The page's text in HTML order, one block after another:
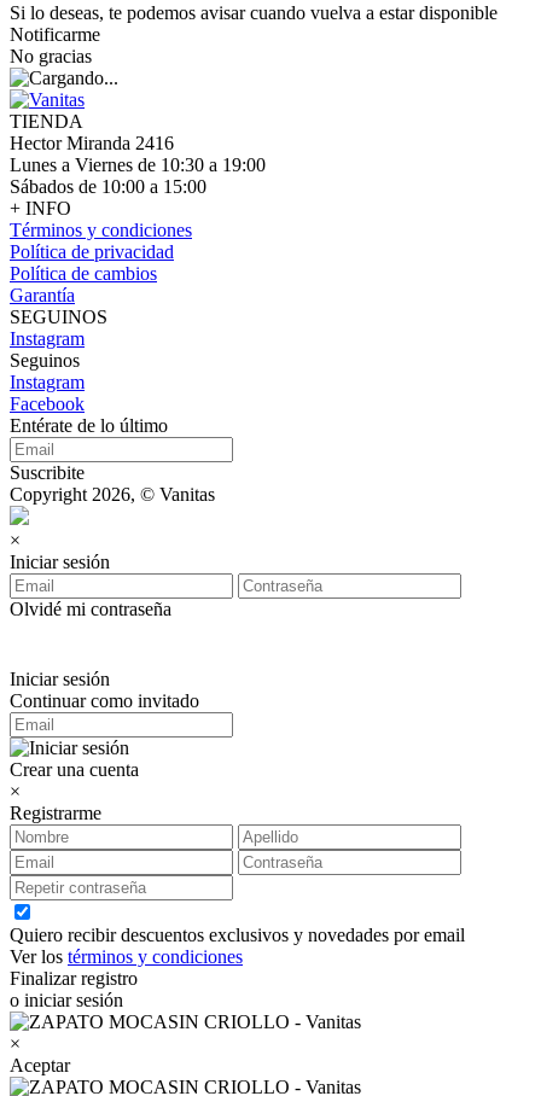
Si lo deseas, te podemos avisar cuando vuelva a estar disponible
Notificarme
No gracias
TIENDA
Hector Miranda 2416
Lunes a Viernes de 10:30 a 19:00
Sábados de 10:00 a 15:00
+ INFO
Términos y condiciones
Política de privacidad
Política de cambios
Garantía
SEGUINOS
Instagram
Seguinos
Instagram
Facebook
Entérate de lo último
Suscribite
Copyright 2026, © Vanitas
×
Iniciar sesión
Olvidé mi contraseña
Iniciar sesión
Continuar como invitado
Crear una cuenta
×
Registrarme
Quiero recibir descuentos exclusivos y novedades por email
Ver los términos y condiciones
Finalizar registro
o iniciar sesión
×
Aceptar